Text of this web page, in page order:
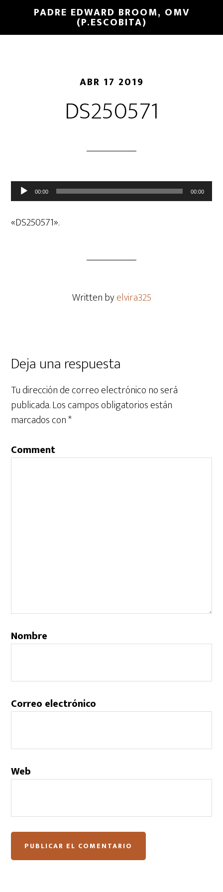
PADRE EDWARD BROOM, OMV
(P.ESCOBITA)
ABR 17 2019
DS250571
Reproductor
de
audio
00:00 00:00
«DS250571».
Written byelvira325
Deja una respuesta
Tu dirección de correo electrónico no será
publicada.Los campos obligatorios están
marcados con*
Comment
Nombre
Correo electrónico
Web